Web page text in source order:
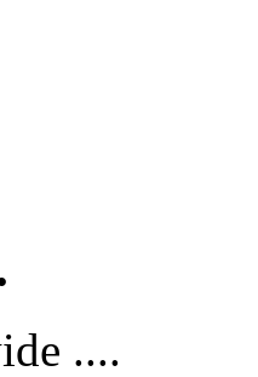
....